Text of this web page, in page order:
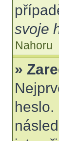
svoje
Nahoru
»
heslo.